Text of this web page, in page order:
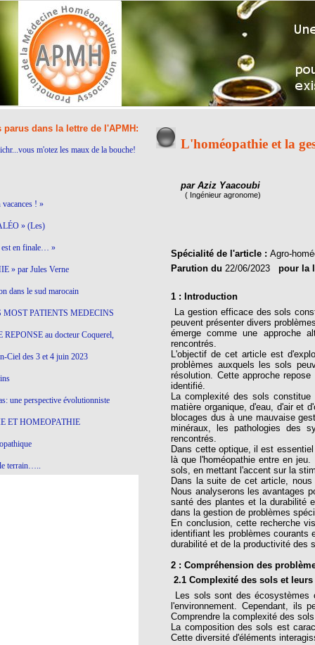
dans la lettre de l'APMH:
m'otez les maux de la bouche!
! »
» (Les)
est en finale… »
» par Jules Verne
dans le sud marocain
MOST PATIENTS MEDECINS
au docteur Coquerel,
Ciel des 3 et 4 juin 2023
une perspective évolutionniste
ET HOMEOPATHIE
terrain…..
L'homéopathie et la
par Aziz Yaacoubi
( Ingénieur agronome)
Spécialité de l'article :Agro-
Parution du22/06/2023pour la
1 : Introduction
La gestion efficace des sols
peuvent présenter divers
émerge comme une approche
rencontrés.
L'objectif de cet article est
problèmes auxquels les sols
résolution. Cette approche
identifié.
La complexité des sols
matière organique, d'eau, d'air et
blocages dus à une mauvaise
minéraux, les pathologies des
rencontrés.
Dans cette optique, il est
là que l'homéopathie entre en
sols, en mettant l'accent sur la
Dans la suite de cet article,
Nous analyserons les avantages
santé des plantes et la durabilité
dans la gestion de problèmes
En conclusion, cette recherche
identifiant les problèmes courants
durabilité et de la productivité des
2 : Compréhension des
2.1 Complexité des sols et
Les sols sont des
l'environnement. Cependant, ils
Comprendre la complexité des
La composition des sols est
Cette diversité d'éléments